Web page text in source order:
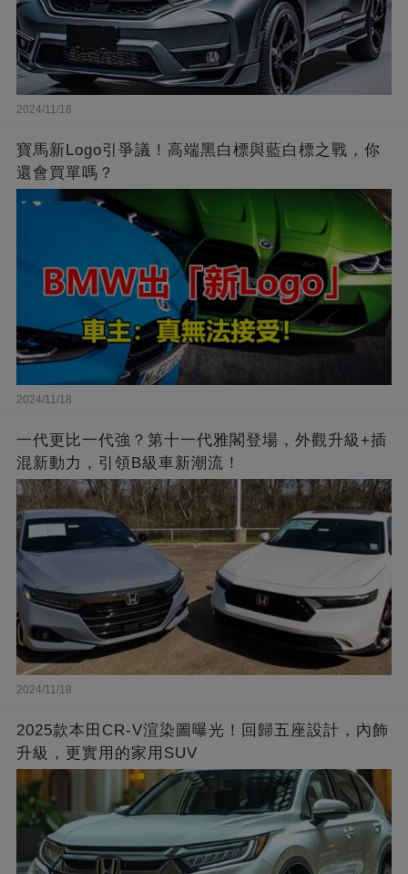
2024/11/18
寶馬新Logo引爭議！高端黑白標與藍白標之戰，你
還會買單嗎？
2024/11/18
一代更比一代強？第十一代雅閣登場，外觀升級+插
混新動力，引領B級車新潮流！
2024/11/18
2025款本田CR-V渲染圖曝光！回歸五座設計，內飾
升級，更實用的家用SUV